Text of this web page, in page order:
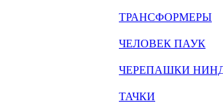
ТРАНСФОРМЕРЫ
ЧЕЛОВЕК ПАУК
ЧЕРЕПАШКИ
ТАЧКИ